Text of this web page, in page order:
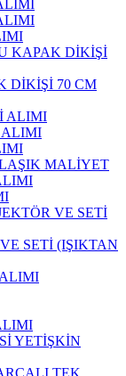
KAPAK DİKİŞİ
DİKİŞİ 70 CM
ALIMI
ALIMI
MALİYET
VE SETİ
SETİ (IŞIKTAN
YETİŞKİN
TEK